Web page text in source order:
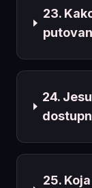
23.
24.
25.